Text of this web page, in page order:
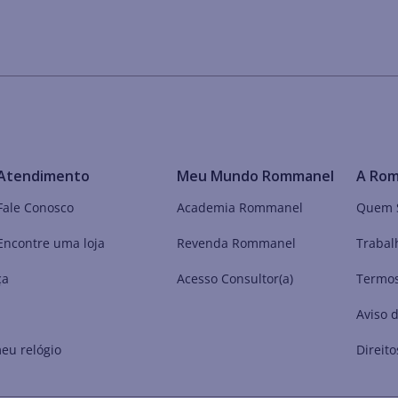
relógio
Conosco
uma loja
Meu Mundo Rommanel
Academia Rommanel
Revenda Rommanel
Acesso Consultor(a)
A
Quem
Aviso